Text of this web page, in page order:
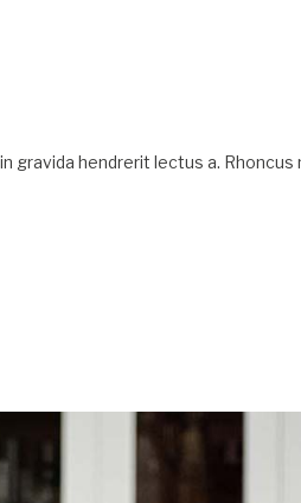
gravida hendrerit lectus a.